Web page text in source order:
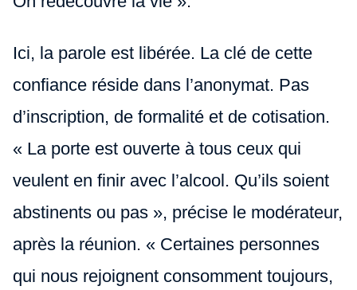
Ici, la parole est libérée. La clé de cette
confiance réside dans l’anonymat. Pas
d’inscription, de formalité et de cotisation.
« La porte est ouverte à tous ceux qui
veulent en finir avec l’alcool. Qu’ils soient
abstinents ou pas », précise le modérateur,
après la réunion. « Certaines personnes
qui nous rejoignent consomment toujours,